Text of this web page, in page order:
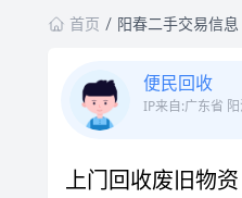
首页 阳春二手交易信息
便民回收
IP来自:广东省
上门回收废旧物资